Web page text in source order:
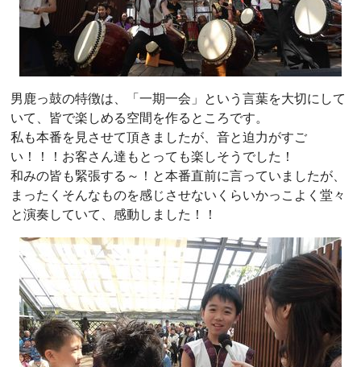
男鹿っ鼓の特徴は、「一期一会」という言葉を大切にして
いて、皆で楽しめる空間を作るところです。
私も本番を見させて頂きましたが、音と迫力がすご
い！！！お客さん達もとっても楽しそうでした！
和みの皆も緊張する～！と本番直前に言っていましたが、
まったくそんなものを感じさせないくらいかっこよく堂々
と演奏していて、感動しました！！